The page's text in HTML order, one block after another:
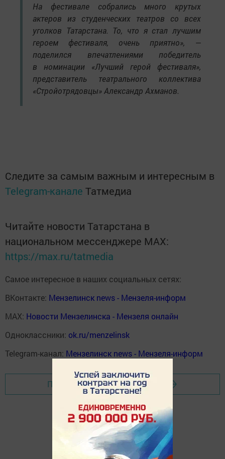
На фестивале собрались много крутых
актеров из студенческих театров со всех
уголков Татарстана. То, что я стал лучшим
героем фестиваля, очень приятно», —
поделился впечатлениями победитель
в номинации «Лучший герой фестиваля»,
представитель театрального коллектива
«Стройотрядовцы» Александр Ахманов.
Следите за самым важным и интересным в
Telegram-канале Татмедиа
Читайте новости Татарстана в
национальном мессенджере MАХ:
https://max.ru/tatmedia
Самое интересное в наших социальных сетях:
ВКонтакте: Мензелинск news - Мензеля-информ
MAX: Новости Мензелинска - Мензеля онлайн
Одноклассники: ok.ru/menzelinsk
Telegram-канал: Мензелинск news - Мензеля-информ
Перейти на страницу новости